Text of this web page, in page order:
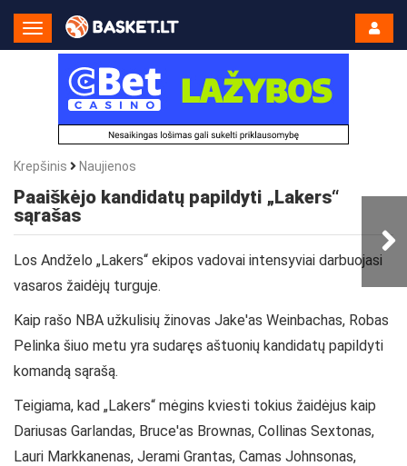
Toggle
Navigation
Krepšinis Naujienos
Paaiškėjo kandidatų papildyti „Lakers“
sąrašas
Los Andželo „Lakers“ ekipos vadovai intensyviai darbuojasi
vasaros žaidėjų turguje.
Kaip rašo NBA užkulisių žinovas Jake'as Weinbachas, Robas
Pelinka šiuo metu yra sudaręs aštuonių kandidatų papildyti
komandą sąrašą.
Teigiama, kad „Lakers“ mėgins kviesti tokius žaidėjus kaip
Dariusas Garlandas, Bruce'as Brownas, Collinas Sextonas,
Lauri Markkanenas, Jerami Grantas, Camas Johnsonas,